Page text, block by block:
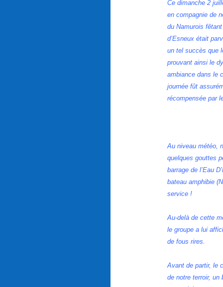
Ce dimanche 2
en compagnie de
du Namurois
d’Esneux était
un tel succès que
prouvant ainsi le
ambiance dans le
journée fût
récompensée par
Au niveau météo,
quelques gouttes
barrage de l’Eau
bateau amphibie
service !
Au-delà de cette
le groupe a lui
de fous rires.
Avant de partir, le
de notre terroir, un